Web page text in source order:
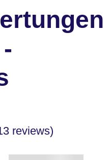
reviews)